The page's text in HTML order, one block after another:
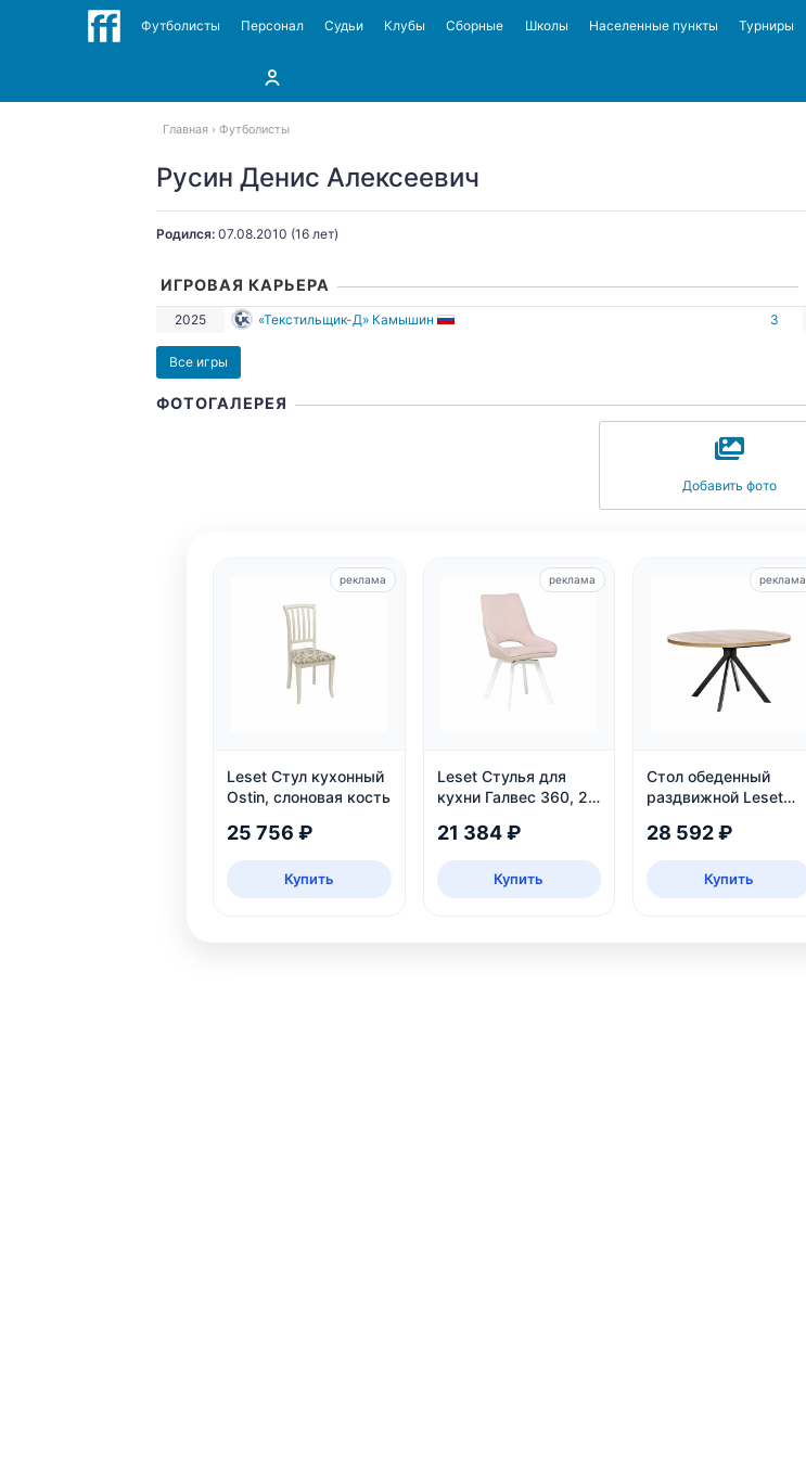
Футболисты Персонал Судьи Клубы Сборные Школы Населенные пункты Турниры
Главная Футболисты
Русин Денис Алексеевич
Родился: 07.08.2010 (16 лет)
ИГРОВАЯ КАРЬЕРА
2025
«Текстильщик-Д» Камышин З
Все игры
ФОТОГАЛЕРЕЯ
Добавить фото
Leset Стул кухонный
Ostin, слоновая кость
25 756 ₽
Купить
реклама
Leset Стулья для
кухни Галвес 360, 2
21 384 ₽
Купить
реклама
Стол обеденный
раздвижной Leset
безопасный, ЛДСП,
28 592 ₽
Купить
реклама